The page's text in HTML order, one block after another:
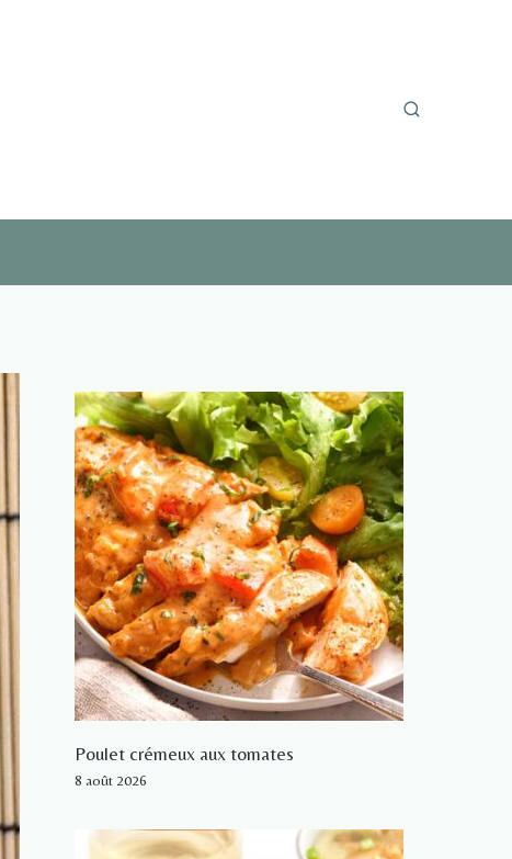
Poulet crémeux aux tomates
8 août 2026